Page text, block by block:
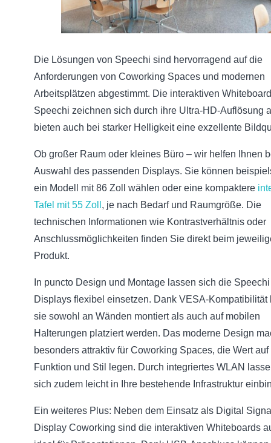
Die Lösungen von Speechi sind hervorragend auf die
Anforderungen von Coworking Spaces und modernen
Arbeitsplätzen abgestimmt. Die interaktiven
Speechi zeichnen sich durch ihre Ultra-HD-Auflösung
bieten auch bei starker Helligkeit eine exzellente
Ob großer Raum oder kleines Büro – wir helfen Ihnen
Auswahl des passenden Displays. Sie können
ein Modell mit 86 Zoll wählen oder eine kompaktere
Tafel mit 55 Zoll , je nach Bedarf und Raumgröße. Die
technischen Informationen wie Kontrastverhältnis oder
Anschlussmöglichkeiten finden Sie direkt beim
Produkt.
In puncto Design und Montage lassen sich die Speechi
Displays flexibel einsetzen. Dank VESA-Kompatibilität
sie sowohl an Wänden montiert als auch auf mobilen
Halterungen platziert werden. Das moderne Design
besonders attraktiv für Coworking Spaces, die Wert auf
Funktion und Stil legen. Durch integriertes WLAN
sich zudem leicht in Ihre bestehende Infrastruktur
Ein weiteres Plus: Neben dem Einsatz als Digital
Display Coworking sind die interaktiven Whiteboards